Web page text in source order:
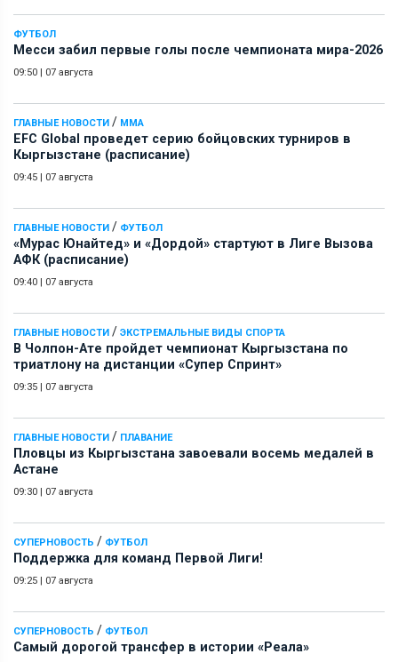
ФУТБОЛ
Месси забил первые голы после чемпионата мира-2026
09:50 07 августа
ГЛАВНЫЕ НОВОСТИ / ММА
EFC Global проведет серию бойцовских турниров в
Кыргызстане (расписание)
09:45 07 августа
ГЛАВНЫЕ НОВОСТИ / ФУТБОЛ
«Мурас Юнайтед» и «Дордой» стартуют в Лиге Вызова
АФК (расписание)
09:40 07 августа
ГЛАВНЫЕ НОВОСТИ / ЭКСТРЕМАЛЬНЫЕ ВИДЫ СПОРТА
В Чолпон-Ате пройдет чемпионат Кыргызстана по
триатлону на дистанции «Супер Спринт»
09:35 07 августа
ГЛАВНЫЕ НОВОСТИ / ПЛАВАНИЕ
Пловцы из Кыргызстана завоевали восемь медалей в
Астане
09:30 07 августа
СУПЕРНОВОСТЬ / ФУТБОЛ
Поддержка для команд Первой Лиги!
09:25 07 августа
СУПЕРНОВОСТЬ / ФУТБОЛ
Самый дорогой трансфер в истории «Реала»